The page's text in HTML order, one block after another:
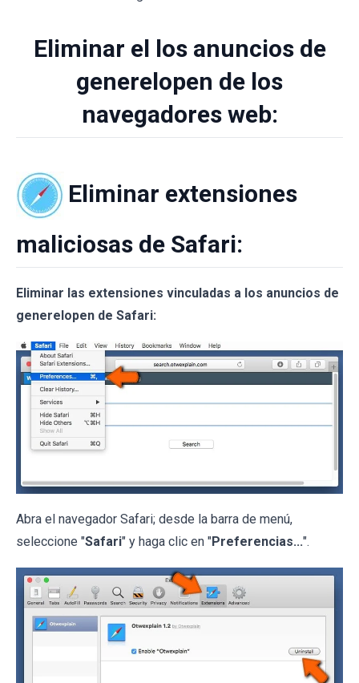
Eliminar el los anuncios de
generelopen de los
navegadores web:
Eliminar extensiones
maliciosas de Safari:
Eliminar las extensiones vinculadas a los anuncios de
generelopen de Safari:
Abra el navegador Safari; desde la barra de menú,
seleccione "Safari" y haga clic en "Preferencias...".